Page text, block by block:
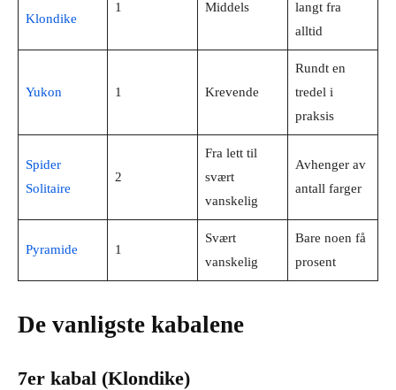
Klondike
1 Middels
langt fra
alltid
Yukon 1 Krevende
Rundt en
tredel i
praksis
Spider
Solitaire
2
Fra lett til
svært
vanskelig
Avhenger av
antall farger
Pyramide 1
Svært
vanskelig
Bare noen få
prosent
De vanligste kabalene
7er kabal (Klondike)